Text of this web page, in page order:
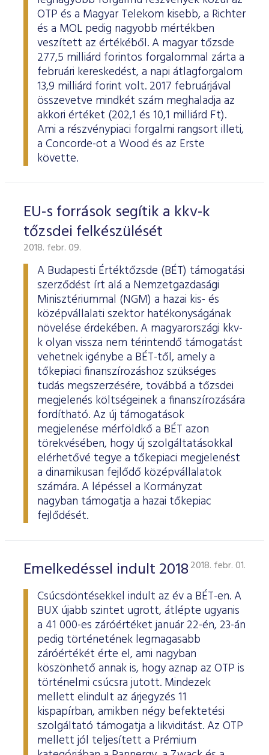
OTP és a Magyar Telekom kisebb, a Richter
és a MOL pedig nagyobb mértékben
veszített az értékéből. A magyar tőzsde
277,5 milliárd forintos forgalommal zárta a
februári kereskedést, a napi átlagforgalom
13,9 milliárd forint volt. 2017 februárjával
összevetve mindkét szám meghaladja az
akkori értéket (202,1 és 10,1 milliárd Ft).
Ami a részvénypiaci forgalmi rangsort illeti,
a Concorde-ot a Wood és az Erste
követte.
EU-s források segítik a kkv-k
tőzsdei felkészülését
2018. febr. 09.
A Budapesti Értéktőzsde (BÉT) támogatási
szerződést írt alá a Nemzetgazdasági
Minisztériummal (NGM) a hazai kis- és
középvállalati szektor hatékonyságának
növelése érdekében. A magyarországi kkv-
k olyan vissza nem térintendő támogatást
vehetnek igénybe a BÉT-től, amely a
tőkepiaci finanszírozáshoz szükséges
tudás megszerzésére, továbbá a tőzsdei
megjelenés költségeinek a finanszírozására
fordítható. Az új támogatások
megjelenése mérföldkő a BÉT azon
törekvésében, hogy új szolgáltatásokkal
elérhetővé tegye a tőkepiaci megjelenést
a dinamikusan fejlődő középvállalatok
számára. A lépéssel a Kormányzat
nagyban támogatja a hazai tőkepiac
fejlődését.
Emelkedéssel indult 20182018. febr. 01.
Csúcsdöntésekkel indult az év a BÉT-en. A
BUX újabb szintet ugrott, átlépte ugyanis
a 41 000-es záróértéket január 22-én, 23-án
pedig történetének legmagasabb
záróértékét érte el, ami nagyban
köszönhető annak is, hogy aznap az OTP is
történelmi csúcsra jutott. Mindezek
mellett elindult az árjegyzés 11
kispapírban, amikben négy befektetési
szolgáltató támogatja a likviditást. Az OTP
mellett jól teljesített a Prémium